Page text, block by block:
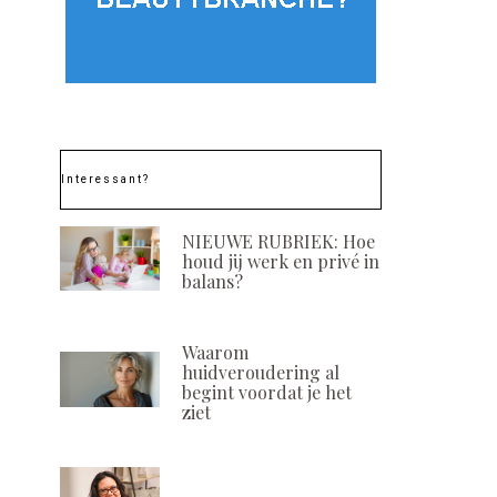
Interessant?
NIEUWE RUBRIEK: Hoe
houd jij werk en privé in
balans?
Waarom
huidveroudering al
begint voordat je het
ziet